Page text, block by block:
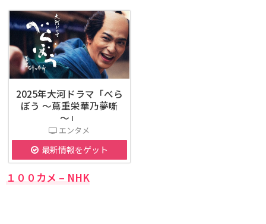
2025年大河ドラマ「べら
ぼう ～蔦重栄華乃夢噺
～」
エンタメ
最新情報をゲット
１００カメ – NHK